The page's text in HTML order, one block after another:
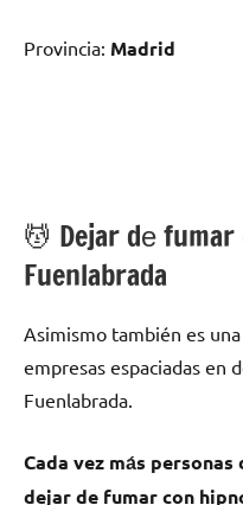
Provincia: Madrid
💆 ‍Dejar dе
Fuenlabrada
Asimismo también es
empresas espaciadas en
Fuenlabrada.
Cada vez mа́s
dejar dе fumar сοn